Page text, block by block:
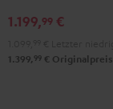
EditionEdition
1.199,99 €
1.399, 99 € Originalpreis